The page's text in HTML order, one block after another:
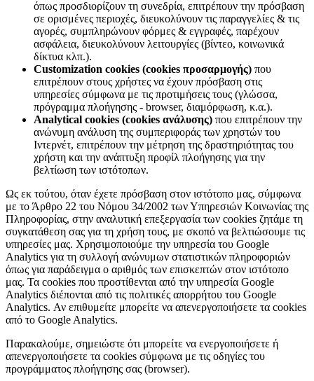
όπως προσδιορίζουν τη συνεδρία, επιτρέπουν την πρόσβαση
σε ορισμένες περιοχές, διευκολύνουν τις παραγγελίες & τις
αγορές, συμπληρώνουν φόρμες & εγγραφές, παρέχουν
ασφάλεια, διευκολύνουν λειτουργίες (βίντεο, κοινωνικά
δίκτυα κλπ.).
Customization cookies (cookies προσαρμογής) που
επιτρέπουν στους χρήστες να έχουν πρόσβαση στις
υπηρεσίες σύμφωνα με τις προτιμήσεις τους (γλώσσα,
πρόγραμμα πλοήγησης - browser, διαμόρφωση, κ.α.).
Analytical cookies (cookies ανάλυσης) που επιτρέπουν την
ανώνυμη ανάλυση της συμπεριφοράς των χρηστών του
Ιντερνέτ, επιτρέπουν την μέτρηση της δραστηριότητας του
χρήστη και την ανάπτυξη προφίλ πλοήγησης για την
βελτίωση των ιστότοπων.
Ως εκ τούτου, όταν έχετε πρόσβαση στον ιστότοπο μας, σύμφωνα
με το Άρθρο 22 του Νόμου 34/2002 των Υπηρεσιών Κοινωνίας της
Πληροφορίας, στην αναλυτική επεξεργασία των cookies ζητάμε τη
συγκατάθεση σας για τη χρήση τους, με σκοπό να βελτιώσουμε τις
υπηρεσίες μας. Χρησιμοποιούμε την υπηρεσία του Google
Analytics για τη συλλογή ανώνυμων στατιστικών πληροφοριών
όπως για παράδειγμα ο αριθμός των επισκεπτών στον ιστότοπο
μας. Τα cookies που προστίθενται από την υπηρεσία Google
Analytics διέπονται από τις πολιτικές απορρήτου του Google
Analytics. Αν επιθυμείτε μπορείτε να απενεργοποιήσετε τα cookies
από το Google Analytics.
Παρακαλούμε, σημειώστε ότι μπορείτε να ενεργοποιήσετε ή
απενεργοποιήσετε τα cookies σύμφωνα με τις οδηγίες του
προγράμματος πλοήγησης σας (browser).